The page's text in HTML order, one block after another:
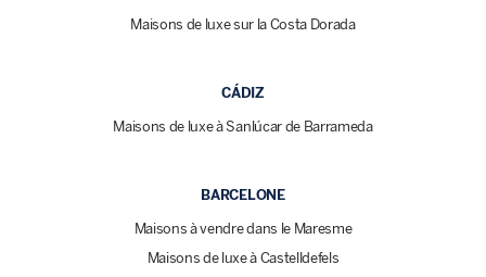
Maisons de luxe sur la Costa Dorada
CÁDIZ
Maisons de luxe à Sanlúcar de Barrameda
BARCELONE
Maisons à vendre dans le Maresme
Maisons de luxe à Castelldefels